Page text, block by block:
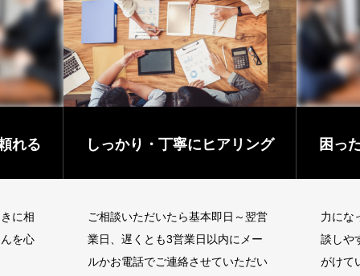
しっかり・丁寧にヒアリング
ご相談いただいたら基本即日～翌営
業日、遅くとも3営業日以内にメー
ルかお電話でご連絡させていただい
困ったと
力になって
談しやすい
がけていま